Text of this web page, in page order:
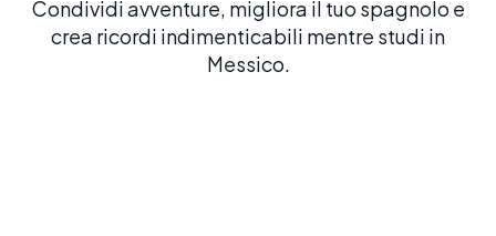
Condividi avventure, migliora il tuo spagnolo e
crea ricordi indimenticabili mentre studi in
Messico.